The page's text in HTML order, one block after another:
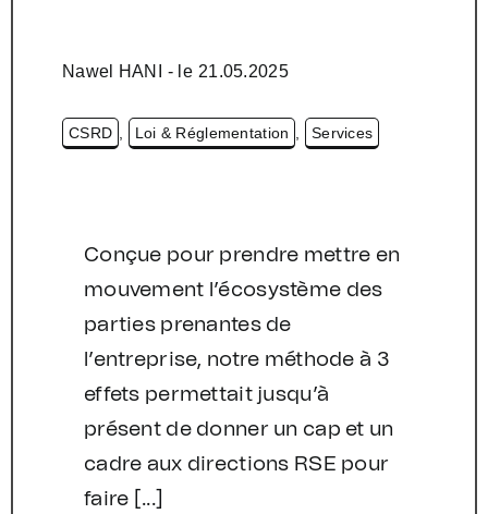
Nawel HANI - le 21.05.2025
CSRD Loi & Réglementation Services
Conçue pour prendre mettre en
mouvement l’écosystème des
parties prenantes de
l’entreprise, notre méthode à 3
effets permettait jusqu’à
présent de donner un cap et un
cadre aux directions RSE pour
faire [...]